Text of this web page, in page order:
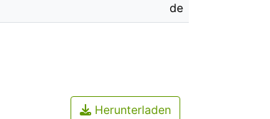
de
Herunterladen